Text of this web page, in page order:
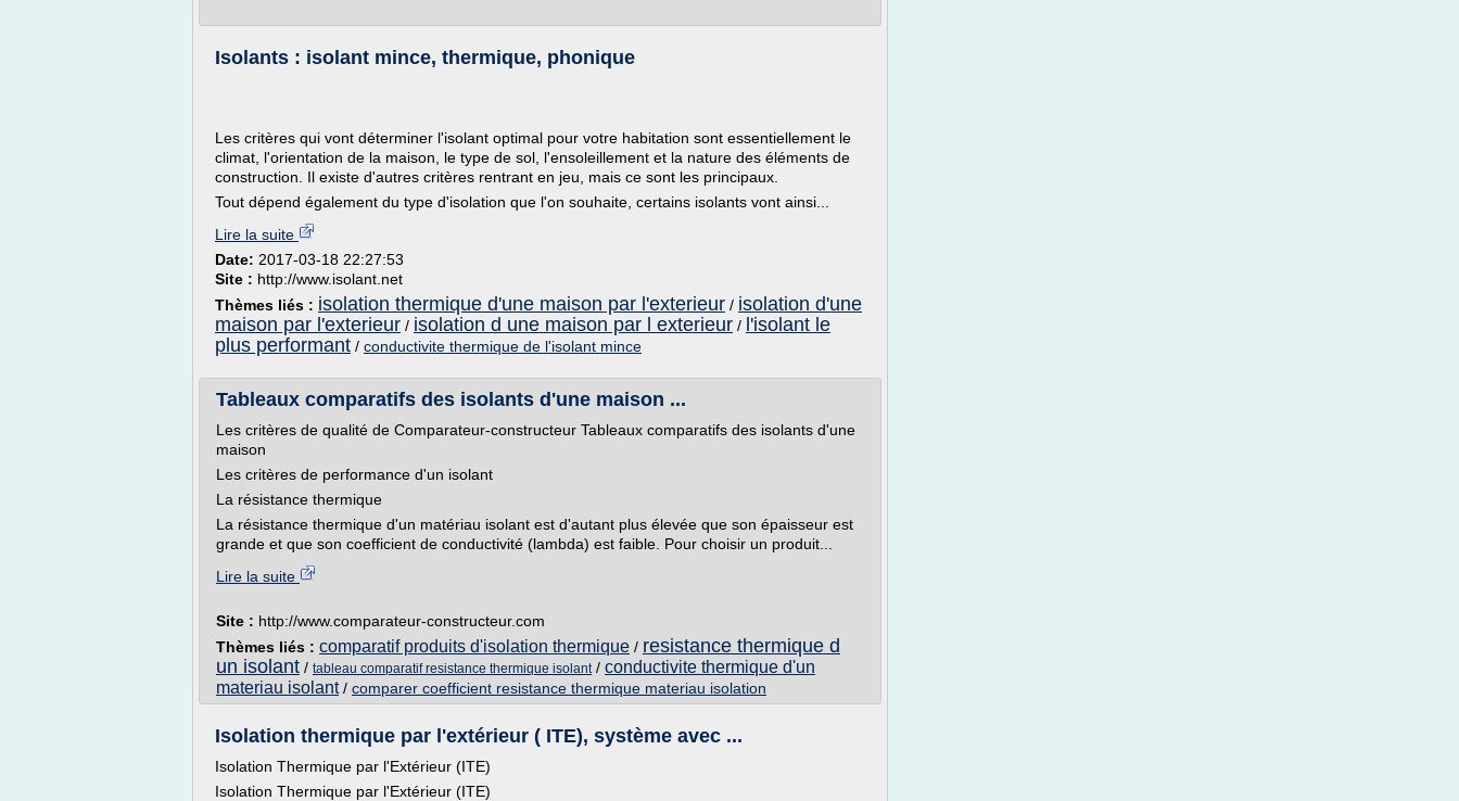
Isolants : isolant mince, thermique, phonique
Les critères qui vont déterminer l'isolant optimal pour votre habitation sont essentiellement le
climat, l'orientation de la maison, le type de sol, l'ensoleillement et la nature des éléments de
construction. Il existe d'autres critères rentrant en jeu, mais ce sont les principaux.
Tout dépend également du type d'isolation que l'on souhaite, certains isolants vont ainsi...
Lire la suite
Date: 2017-03-18 22:27:53
Site : http://www.isolant.net
Thèmes liés : isolation thermique d'une maison par l'exterieur / isolation d'une
maison par l'exterieur / isolation d une maison par l exterieur / l'isolant le
plus performant / conductivite thermique de l'isolant mince
Tableaux comparatifs des isolants d'une maison ...
Les critères de qualité de Comparateur-constructeur Tableaux comparatifs des isolants d'une
maison
Les critères de performance d'un isolant
La résistance thermique
La résistance thermique d'un matériau isolant est d'autant plus élevée que son épaisseur est
grande et que son coefficient de conductivité (lambda) est faible. Pour choisir un produit...
Lire la suite
Site : http://www.comparateur-constructeur.com
Thèmes liés : comparatif produits d'isolation thermique / resistance thermique d
un isolant / tableau comparatif resistance thermique isolant/ conductivite thermique d'un
materiau isolant/ comparer coefficient resistance thermique materiau isolation
Isolation thermique par l'extérieur ( ITE), système avec ...
Isolation Thermique par l'Extérieur (ITE)
Isolation Thermique par l'Extérieur (ITE)